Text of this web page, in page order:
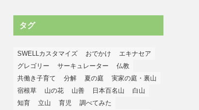
タグ
SWELLカスタマイズ おでかけ
エキナセア
グレゴリー
サーキュレーター
仏教
共働き子育て
分解 夏の庭
実家の庭・裏山
宿根草
山の花 山善 日本百名山
白山
知育
立山 育児
調べてみた